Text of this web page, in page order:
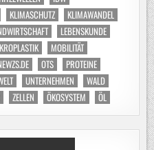
KLIMASCHUTZ
KLIMAWANDEL
LEBENSKUNDE
MOBILITÄT
OTS
PROTEINE
UNTERNEHMEN
WALD
ZELLEN ÖKOSYSTEM ÖL